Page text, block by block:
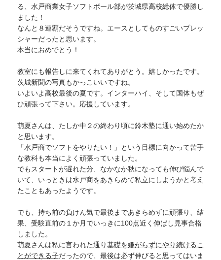
る、水戸商業女子ソフトボール部が茨城県高校総体で優勝し
ました！
なんと８連覇だそうですね。エースとしてものすごいプレッ
シャーだったと思います。
本当におめでとう！
教室にも報告しに来てくれてありがとう。嬉しかったです。
茨城新聞の写真もかっこいいですね。
いよいよ高校最後の夏です。インターハイ、そして国体もぜ
ひ頑張って下さい。応援しています。
萌夏さんは、たしか中２の終わり頃に鈴木塾に通い始めたか
と思います。
「水戸商でソフトをやりたい！」という目標に向かって苦手
な教科も本当によく頑張っていました。
でもスタートが遅れた分、なかなか秋になっても伸び悩んで
いて、いっときは水戸商をあきらめて私立にしようかと考え
たこともあったようです。
でも、持ち前の負けん気で最後まであきらめずに頑張り、結
果、受験直前の１か月でいっきに100点近く伸ばし見事合格
しました。
萌夏さんは私に言われた通り基礎を嫌がらずにやり続けるこ
とができる子だったので、最後は必ず伸びると思ってはいま